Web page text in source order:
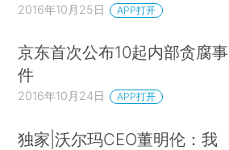
2016年10月25日 APP打开
京东首次公布10起内部贪腐事
件
2016年10月24日 APP打开
独家|沃尔玛CEO董明伦：我